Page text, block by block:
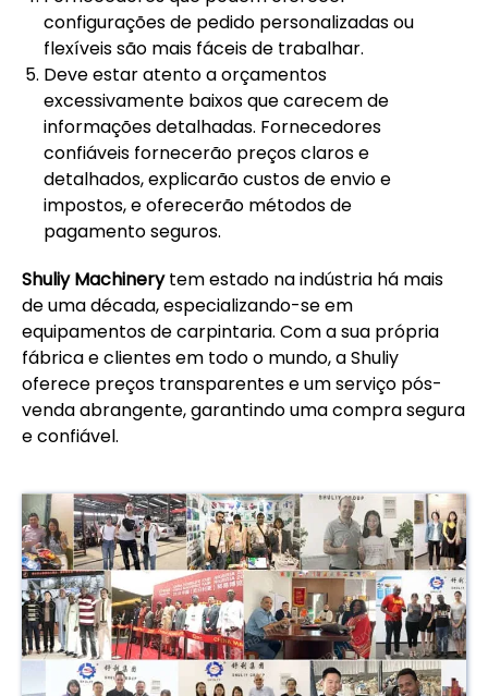
configurações de pedido personalizadas ou
flexíveis são mais fáceis de trabalhar.
Deve estar atento a orçamentos
excessivamente baixos que carecem de
informações detalhadas. Fornecedores
confiáveis fornecerão preços claros e
detalhados, explicarão custos de envio e
impostos, e oferecerão métodos de
pagamento seguros.
Shuliy Machinerytem estado na indústria há mais
de uma década, especializando-se em
equipamentos de carpintaria. Com a sua própria
fábrica e clientes em todo o mundo, a Shuliy
oferece preços transparentes e um serviço pós-
venda abrangente, garantindo uma compra segura
e confiável.